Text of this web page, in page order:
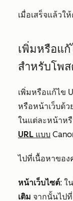
เมื่อเสร็จแล้วใ
เพิ่มหรือแ
สำหรับโพ
เพิ่มหรือแก้ไข
หรือหน้าเว็บด้ว
ในแต่ละหน้าห
URL แบบ
ไปที่เนื้อหาขอ
หน้าเว็บไซต์: ใ
เติม จากนั้นไปที่